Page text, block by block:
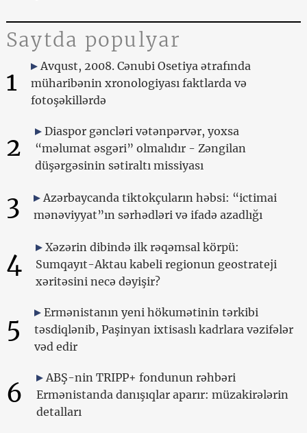
Saytda populyar
1
Avqust, 2008. Cənubi Osetiya ətrafında
müharibənin xronologiyası faktlarda və
fotoşəkillərdə
2
Diaspor gəncləri vətənpərvər, yoxsa
“məlumat əsgəri” olmalıdır - Zəngilan
düşərgəsinin sətiraltı missiyası
3
Azərbaycanda tiktokçuların həbsi: “ictimai
mənəviyyat”ın sərhədləri və ifadə azadlığı
4
Xəzərin dibində ilk rəqəmsal körpü:
Sumqayıt-Aktau kabeli regionun geostrateji
xəritəsini necə dəyişir?
5
Ermənistanın yeni hökumətinin tərkibi
təsdiqlənib, Paşinyan ixtisaslı kadrlara vəzifələr
vəd edir
6
ABŞ-nin TRIPP+ fondunun rəhbəri
Ermənistanda danışıqlar aparır: müzakirələrin
detalları